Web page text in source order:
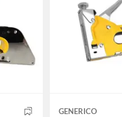
GENERICO